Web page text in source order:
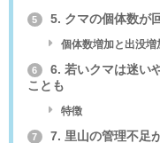
5 5. クマの個体数が
個体数増加と出没増
6
6. 若いクマは迷い
ことも
特徴
7 7. 里山の管理不足